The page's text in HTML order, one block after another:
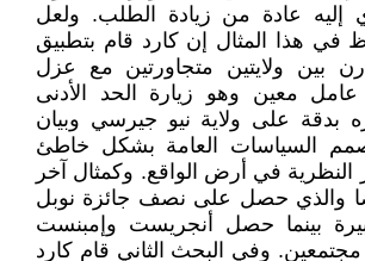
إليه عادة من زيادة الطلب. ولعل
في هذا المثال إن كارد قام بتطبيق
بين ولايتين متجاورتين مع عزل
معين وهو زيارة الحد الأدنى
بدقة على ولاية نيو جيرسي وبيان
السياسات العامة بشكل خاطئ
في أرض الواقع. وكمثال آخر
والذي حصل على نصف جائزة نوبل
بينما حصل أنجريست وإمبنست
وفي البحث الثاني قام كارد